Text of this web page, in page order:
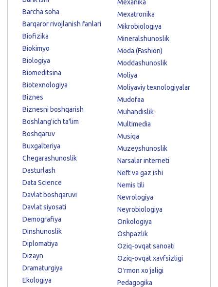
Barcha soha
Barqaror rivojlanish fanlari
Biofizika
Biokimyo
Biologiya
Biomeditsina
Biotexnologiya
Biznes
Biznesni boshqarish
Boshlang'ich ta'lim
Boshqaruv
Buxgalteriya
Chegarashunoslik
Dasturlash
Data Science
Davlat boshqaruvi
Davlat siyosati
Demografiya
Dinshunoslik
Diplomatiya
Dizayn
Dramaturgiya
Ekologiya
Mexanika
Mexatronika
Mikrobiologiya
Mineralshunoslik
Moda (Fashion)
Moddashunoslik
Moliya
Moliyaviy texnologiyalar
Mudofaa
Muhandislik
Multimedia
Musiqa
Muzeyshunoslik
Narsalar interneti
Neft va gaz ishi
Nemis tili
Nevrologiya
Neyrobiologiya
Onkologiya
Oshpazlik
Oziq-ovqat sanoati
Oziq-ovqat xavfsizligi
Oʻrmon xoʻjaligi
Pedagogika